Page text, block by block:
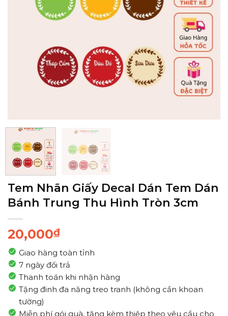
Tem Nhãn Giấy Decal Dán Tem Dán
Bánh Trung Thu Hình Tròn 3cm
20,000₫
Giao hàng toàn tỉnh
7 ngày đổi trả
Thanh toán khi nhận hàng
Tặng đinh đa năng treo tranh (không cần khoan
tường)
Miễn phí gói quà, tặng kèm thiệp theo yêu cầu cho